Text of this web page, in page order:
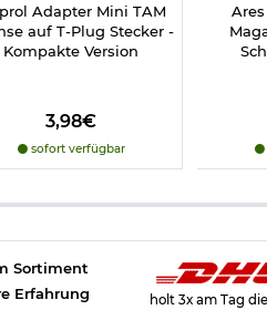
Adapter Mini TAM
auf T-Plug Stecker -
Kompakte Version
3,98€
sofort verfügbar
Sortiment
Erfahrung
holt 3x am Tag